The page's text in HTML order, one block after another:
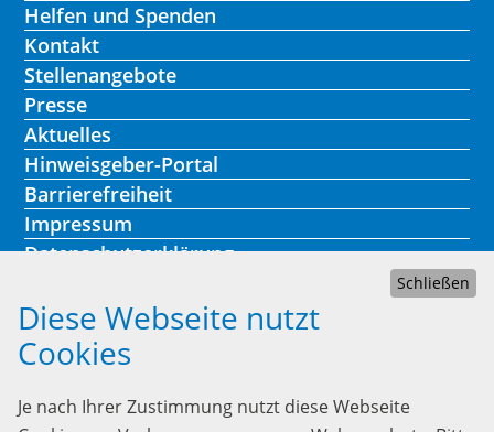
Schließen
Diese Webseite nutzt
Cookies
Je nach Ihrer Zustimmung nutzt diese Webseite
Helfen und Spenden
Kontakt
Stellenangebote
Presse
Aktuelles
Hinweisgeber-Portal
Barrierefreiheit
Impressum
Datenschutzerklärung
Kontakt
Lebenshilfe Heidelberg